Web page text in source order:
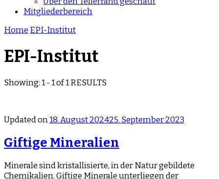
Mitgliederbereich
Home EPI-Institut
EPI-Institut
Showing: 1 - 1 of 1 RESULTS
Updated on18. August 202425. September 2023
Giftige Mineralien
Minerale sind kristallisierte, in der Natur gebildete
Chemikalien. Giftige Minerale unterliegen der